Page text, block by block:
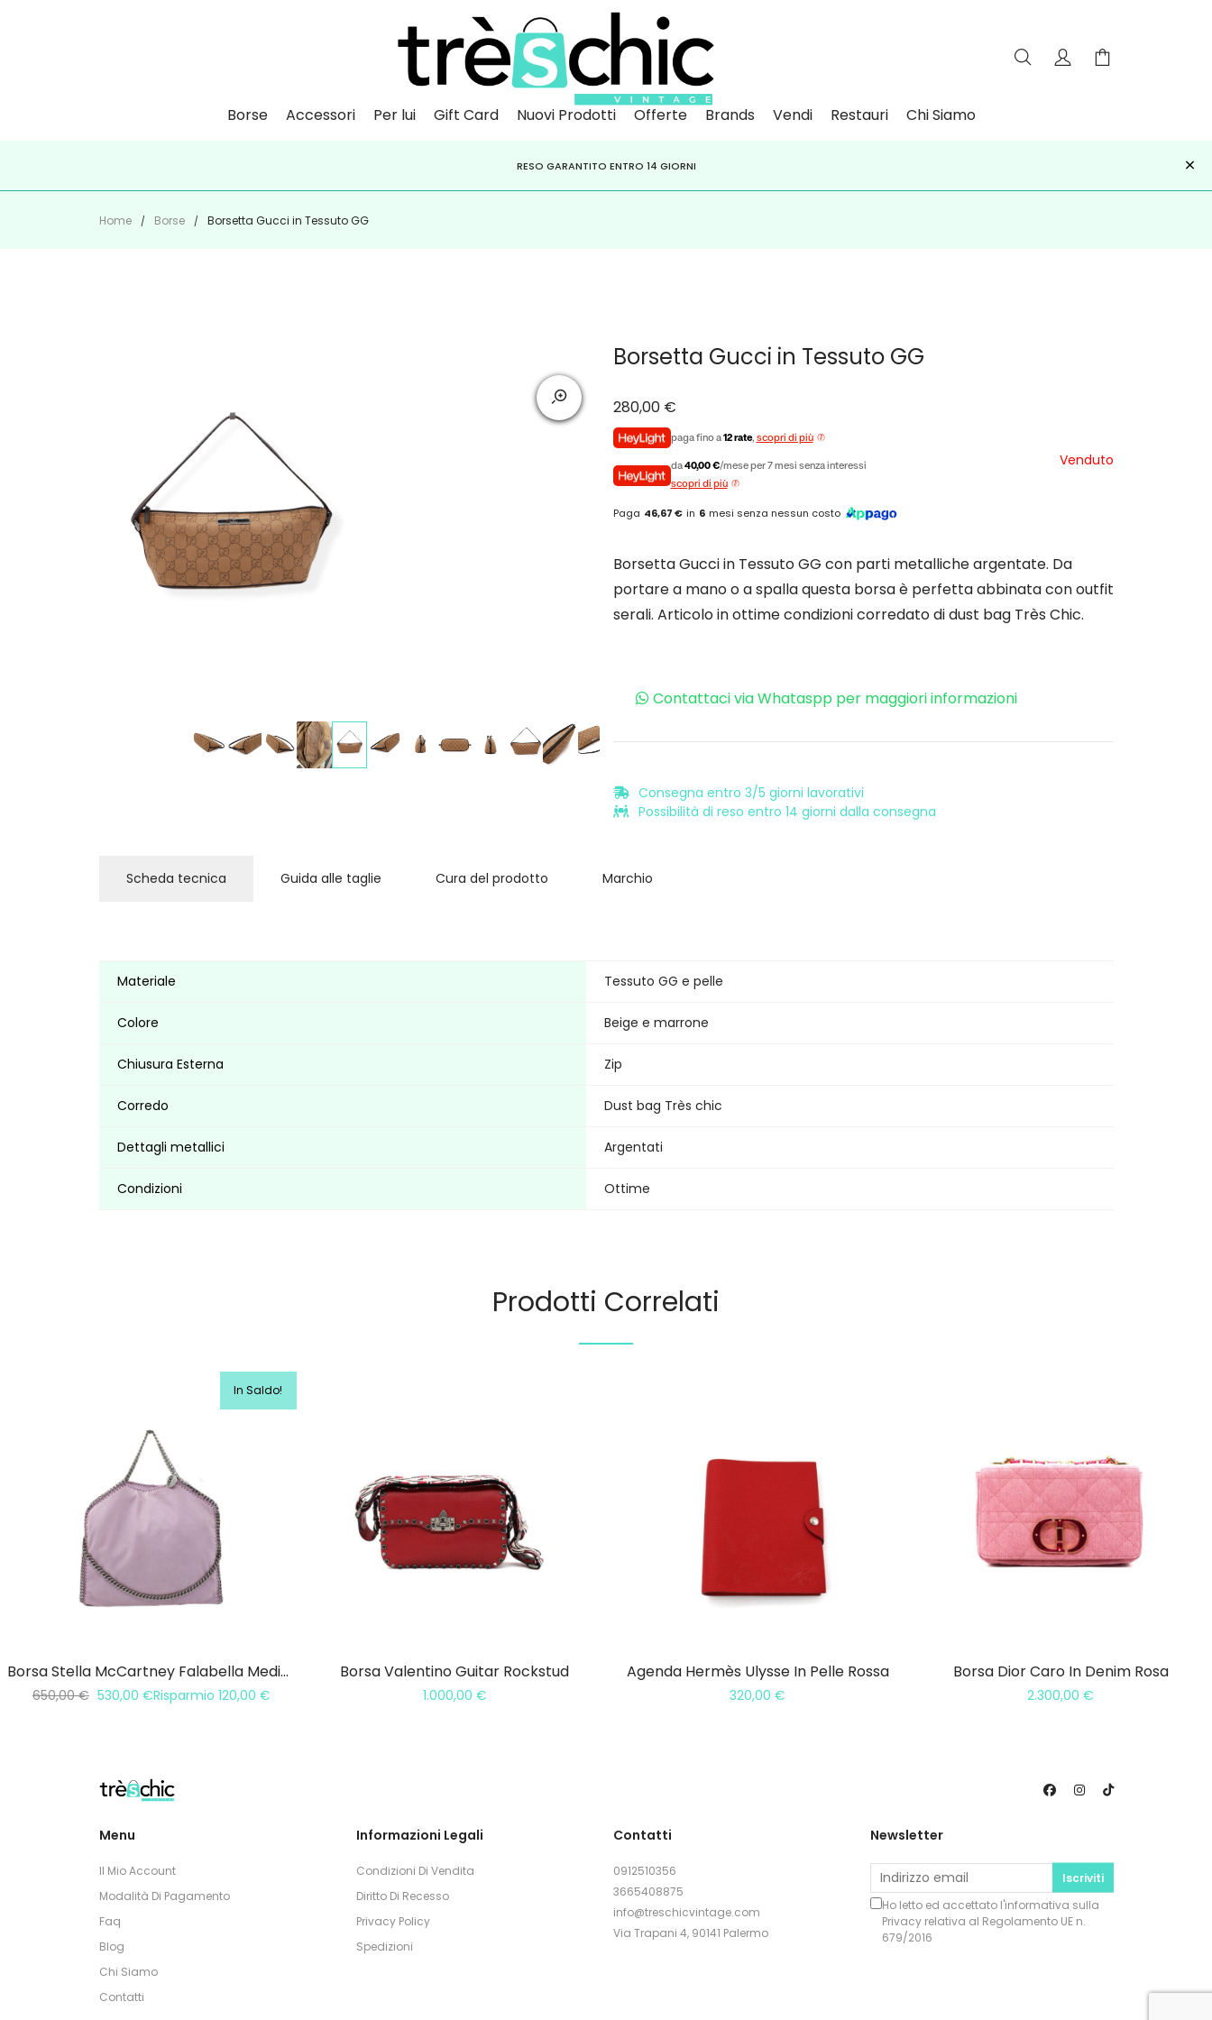
Borse Accessori Per lui Gift Card Nuovi Prodotti Offerte Brands Vendi Restauri Chi Siamo
PAGA A RATE CONKLARNA,HEYLIGHT,APPAGO
ISCRIVITI ALLA NEWSLETTER PER NON PERDERE SCONTI E OFFERTE IMPERDIBILI!
RESO GARANTITO ENTRO 14 GIORNI ×
Home Borse Borsetta Gucci in Tessuto GG
Borsetta Gucci in Tessuto GG
280,00 €
paga fino a12 rate, scopri di più
da40,00 €/mese per 7 mesi senza interessi
scopri di più
Paga 46,67 € in 6 mesi senza nessun costo
Venduto
Borsetta Gucci in Tessuto GG con parti metalliche argentate. Da
portare a mano o a spalla questa borsa è perfetta abbinata con outfit
serali. Articolo in ottime condizioni corredato di dust bag Très Chic.
Contattaci via Whataspp per maggiori informazioni
Consegna entro 3/5 giorni lavorativi
Possibilità di reso entro 14 giorni dalla consegna
Scheda tecnica Guida alle taglie Cura del prodotto Marchio
Materiale Tessuto GG e pelle
Colore Beige e marrone
Chiusura Esterna Zip
Corredo Dust bag Très chic
Dettagli metallici Argentati
Condizioni Ottime
Prodotti Correlati
In Saldo!
Borsa Stella McCartney Falabella Media 3 Catene
650,00€ 530,00 €Risparmio 120,00 €
Borsa Valentino Guitar Rockstud
1.000,00 €
Agenda Hermès Ulysse In Pelle Rossa
320,00 €
Borsa Dior Caro In Denim Rosa
2.300,00 €
Menu
Il Mio Account
Modalità Di Pagamento
Faq
Blog
Chi Siamo
Contatti
Informazioni Legali
Condizioni Di Vendita
Diritto Di Recesso
Privacy Policy
Spedizioni
Contatti
0912510356
3665408875
info@treschicvintage.com
Via Trapani 4, 90141 Palermo
Newsletter
Iscriviti
Ho letto ed accettato l'informativa sulla
Privacyrelativa al Regolamento UE n.
679/2016